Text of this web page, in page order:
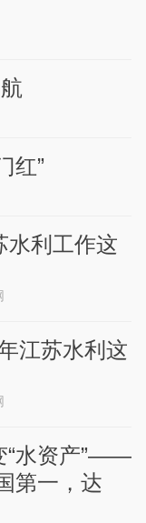
红”
水利工作这
江苏水利这
“水资产”——
第一，达